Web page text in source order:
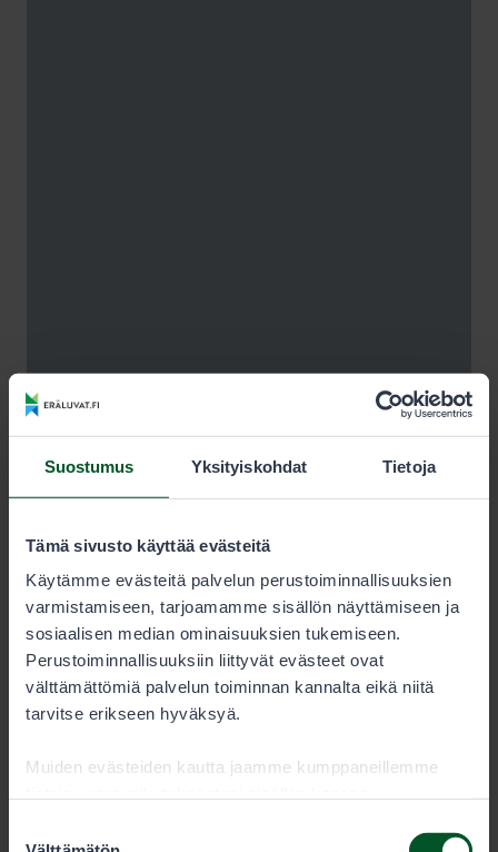
Suostumus Yksityiskohdat Tietoja
Tämä sivusto käyttää evästeitä
Käytämme evästeitä palvelun perustoiminnallisuuksien
varmistamiseen, tarjoamamme sisällön näyttämiseen ja
sosiaalisen median ominaisuuksien tukemiseen.
Perustoiminnallisuuksiin liittyvät evästeet ovat
välttämättömiä palvelun toiminnan kannalta eikä niitä
tarvitse erikseen hyväksyä.
Muiden evästeiden kautta jaamme kumppaneillemme
tietoihin, joita olet antanut heille tai joita on kerätty, kun